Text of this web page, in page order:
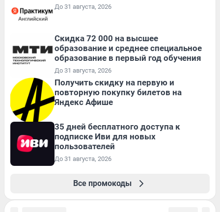
До 31 августа, 2026
Скидка 72 000 на высшее
образование и среднее специальное
образование в первый год обучения
До 31 августа, 2026
Получить скидку на первую и
повторную покупку билетов на
Яндекс Афише
35 дней бесплатного доступа к
подписке Иви для новых
пользователей
До 31 августа, 2026
Все промокоды